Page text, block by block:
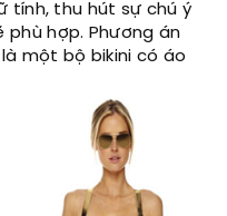
tính, thu hút sự chú ý
hợp. Phương án
một bộ bikini có áo